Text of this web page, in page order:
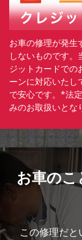
お車の修理が発生
しないものです。
ジットカードでの
ーンに対応いたし
で安心です。*法
みのお取扱いとな
お車のこ
この修理だ